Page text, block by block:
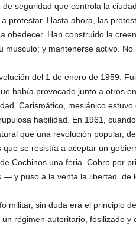
seguridad que controla la
protestar. Hasta ahora, las
obedecer. Han construido la
musculo; y mantenerse activo. No
del 1 de enero de 1959.
había provocado junto a otros
Carismático, mesiánico
habilidad. En 1961,
que una revolución popular,
se resistía a aceptar un
Cochinos una feria. Cobro por
— y puso a la venta la libertad de
militar, sin duda era el principio
régimen autoritario, fosilizado y